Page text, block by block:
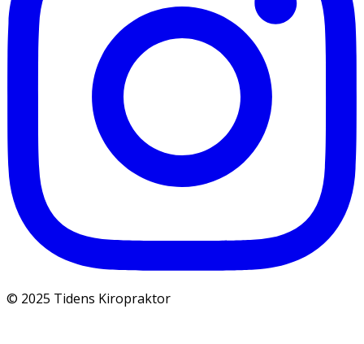
© 2025 Tidens Kiropraktor